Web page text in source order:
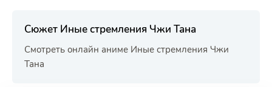
Сюжет Иные стремления Чжи Тана
Смотреть онлайн аниме Иные стремления Чжи
Тана